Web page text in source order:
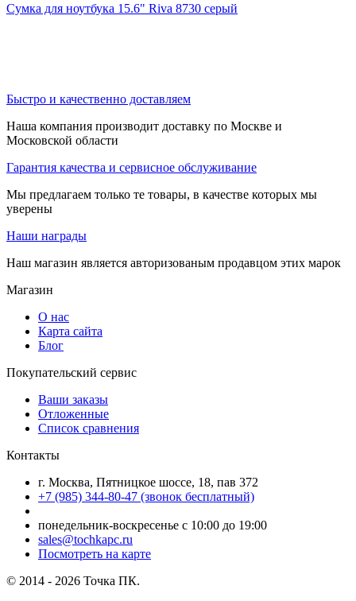
Сумка для ноутбука 15.6" Riva 8730 серый
Быстро и качественно доставляем
Наша компания производит доставку по Москве и
Московской области
Гарантия качества и сервисное обслуживание
Мы предлагаем только те товары, в качестве которых мы
уверены
Наши награды
Наш магазин является авторизованым продавцом этих марок
Магазин
О нас
Карта сайта
Блог
Покупательский сервис
Ваши заказы
Отложенные
Список сравнения
Контакты
г. Москва, Пятницкое шоссе, 18, пав 372
+7 (985) 344-80-47 (звонок бесплатный)
понедельник-воскресенье с 10:00 до 19:00
sales@tochkapc.ru
Посмотреть на карте
© 2014 - 2026 Точка ПК.